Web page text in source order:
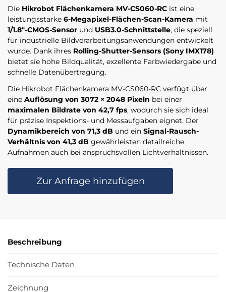
Die Hikrobot Flächenkamera MV-CS060-RC ist eine
leistungsstarke 6-Megapixel-Flächen-Scan-Kamera mit
1/1.8″-CMOS-Sensor und USB3.0-Schnittstelle, die speziell
für industrielle Bildverarbeitungsanwendungen entwickelt
wurde. Dank ihres Rolling-Shutter-Sensors (Sony IMX178)
bietet sie hohe Bildqualität, exzellente Farbwiedergabe und
schnelle Datenübertragung.
Die Hikrobot Flächenkamera MV-CS060-RC verfügt über
eine Auflösung von 3072 × 2048 Pixeln bei einer
maximalen Bildrate von 42,7 fps, wodurch sie sich ideal
für präzise Inspektions- und Messaufgaben eignet. Der
Dynamikbereich von 71,3 dB und ein Signal-Rausch-
Verhältnis von 41,3 dB gewährleisten detailreiche
Aufnahmen auch bei anspruchsvollen Lichtverhältnissen.
Zur Anfrage hinzufügen
Beschreibung
Technische Daten
Zeichnung